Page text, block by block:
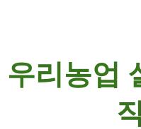
우리농업